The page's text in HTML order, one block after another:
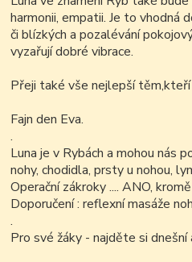
harmonii, empatii. Je to vhodná
či blízkých a pozalévání
vyzařují dobré vibrace.
Přeji také vše nejlepší
Fajn den Eva.
.
Luna je v Rybách a mohou nás
nohy, chodidla, prsty u nohou,
Operační zákroky .... ANO,
Doporučení : reflexní masáže
.
Pro své žáky - najděte si